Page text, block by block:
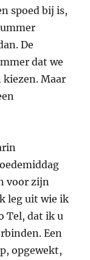
spoed bij is,
De
dat we
Maar
voor zijn
leg uit wie ik
Tel, dat ik u
Een
opgewekt,